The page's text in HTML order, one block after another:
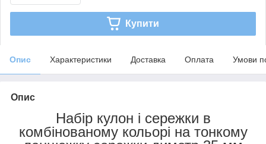
Купити
Опис Характеристики Доставка Оплата Умови
Опис
Набір кулон і сережки в
комбінованому кольорі на тонкому